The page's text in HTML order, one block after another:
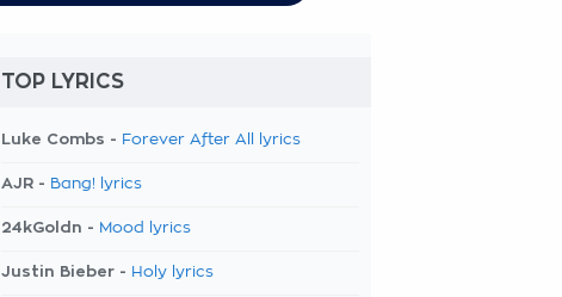
TOP LYRICS
Luke Combs - Forever After All lyrics
AJR - Bang! lyrics
24kGoldn - Mood lyrics
Justin Bieber - Holy lyrics